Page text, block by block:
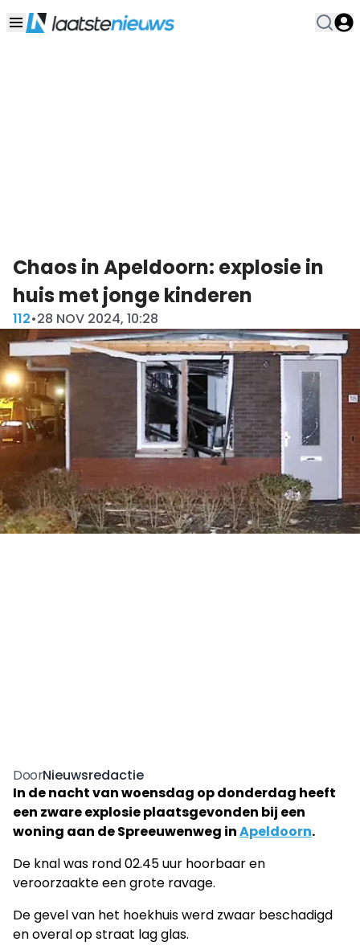
Chaos in Apeldoorn: explosie in
huis met jonge kinderen
112•28 NOV 2024, 10:28
DoorNieuwsredactie
In de nacht van woensdag op donderdag heeft
een zware explosie plaatsgevonden bij een
woning aan de Spreeuwenweg inApeldoorn.
De knal was rond 02.45 uur hoorbaar en
veroorzaakte een grote ravage.
De gevel van het hoekhuis werd zwaar beschadigd
en overal op straat lag glas.